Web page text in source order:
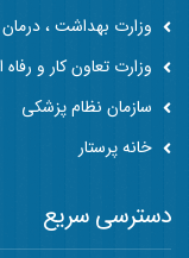
وزارت بهداشت ،
وزارت تعاون کار و
سازمان نظام پزشکی
خانه پرستار
دسترسی سریع